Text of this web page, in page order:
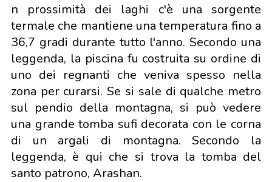
n prossimità dei laghi c'è una sorgente
termale che mantiene una temperatura fino a
36,7 gradi durante tutto l'anno. Secondo una
leggenda, la piscina fu costruita su ordine di
uno dei regnanti che veniva spesso nella
zona per curarsi. Se si sale di qualche metro
sul pendio della montagna, si può vedere
una grande tomba sufi decorata con le corna
di un argali di montagna. Secondo la
leggenda, è qui che si trova la tomba del
santo patrono, Arashan.